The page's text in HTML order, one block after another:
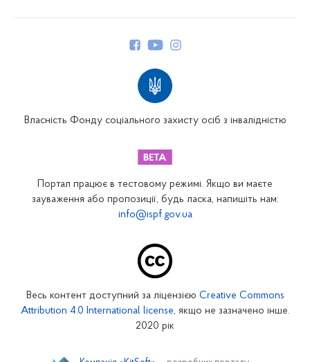
Закарпатське відділення
Запорізьке відділення
Кіровоградське відділення
Власність Фонду соціального захисту осіб з інвалідністю
Портал працює в тестовому режимі. Якщо ви маєте
зауваження або пропозиції, будь ласка, напишіть нам:
info@ispf.gov.ua
Весь контент доступний за ліцензією Creative Commons
Attribution 4.0 International license, якщо не зазначено інше.
2020 рік